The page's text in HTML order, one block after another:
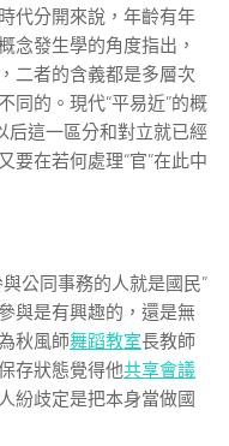
代分開來說，年齡有年
念發生學的角度指出，
二者的含義都是多層次
同的。現代“平易近”的概
后這一區分和對立就已經
要在若何處理“官”在此中
公同事務的人就是國民”
與是有興趣的，還是無
秋風師舞蹈教室長教師
存狀態覺得他共享會議
紛歧定是把本身當做國